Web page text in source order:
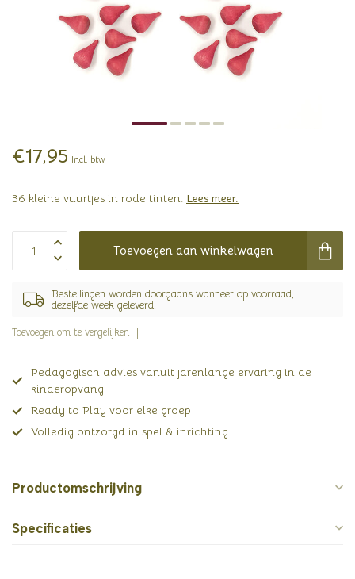
€17,95 Incl. btw
36 kleine vuurtjes in rode tinten. Lees meer.
Toevoegen aan winkelwagen
Bestellingen worden doorgaans wanneer op voorraad,
dezelfde week geleverd.
Toevoegen om te vergelijken
Pedagogisch advies vanuit jarenlange ervaring in de
kinderopvang
Ready to Play voor elke groep
Volledig ontzorgd in spel & inrichting
Productomschrijving
Specificaties